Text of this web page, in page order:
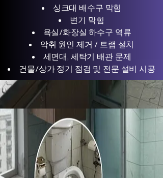
싱크대 배수구 막힘
변기 막힘
욕실/화장실 하수구 역류
악취 원인 제거 / 트랩 설치
세면대, 세탁기 배관 문제
건물/상가 정기 점검 및 전문 설비 시공